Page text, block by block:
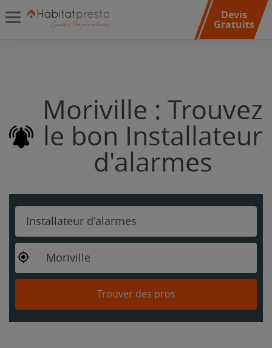
Devis
Gratuits
Moriville : Trouvez
le bon Installateur
d'alarmes
Installateur d'alarmes
Moriville
Trouver des pros